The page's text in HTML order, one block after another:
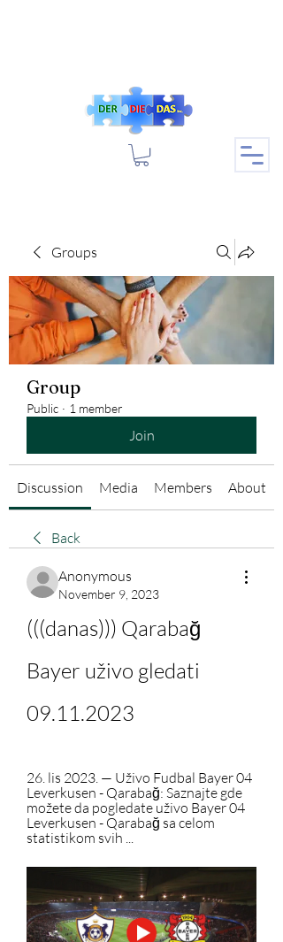
Groups
Group
Public · 1 member
Join
Discussion Media Members About
Back
Anonymous
November 9, 2023
(((danas))) Qarabağ
Bayer uživo gledati
09.11.2023
26. lis 2023. — Uživo Fudbal Bayer 04
Leverkusen - Qarabağ: Saznajte gde
možete da pogledate uživo Bayer 04
Leverkusen - Qarabağ sa celom
statistikom svih ...